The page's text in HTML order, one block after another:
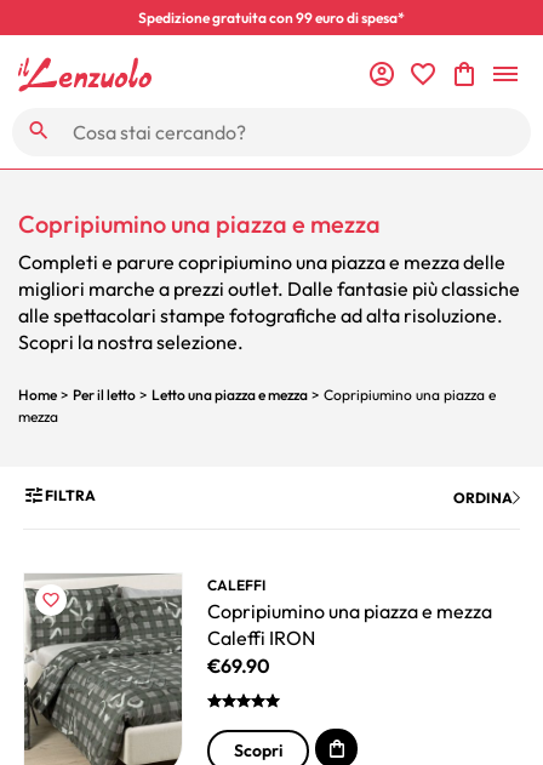
Spedizione gratuita con 99 euro di spesa*
Copripiumino una piazza e mezza
Completi e parure copripiumino una piazza e mezza delle
migliori marche a prezzi outlet. Dalle fantasie più classiche
alle spettacolari stampe fotografiche ad alta risoluzione.
Scopri la nostra selezione.
Home > Per il letto > Letto una piazza e mezza > Copripiumino una piazza e
mezza
FILTRA ORDINA
CALEFFI
Copripiumino una piazza e mezza
Caleffi IRON
€69.90
Scopri